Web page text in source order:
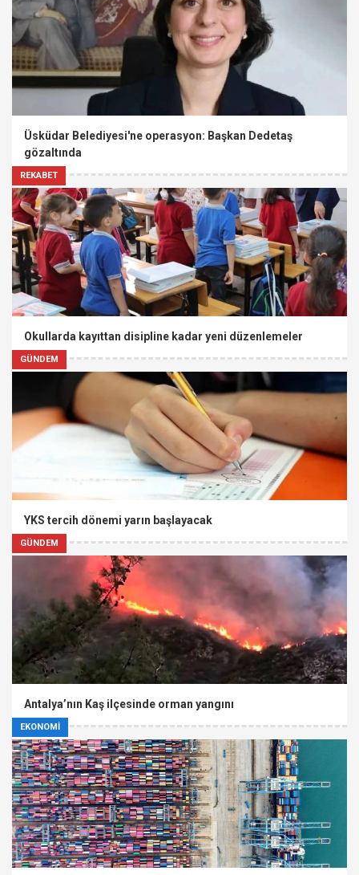
REKABET
Üsküdar Belediyesi'ne operasyon: Başkan Dedetaş
gözaltında
GÜNDEM
Okullarda kayıttan disipline kadar yeni düzenlemeler
GÜNDEM
YKS tercih dönemi yarın başlayacak
EKONOMİ
Antalya’nın Kaş ilçesinde orman yangını